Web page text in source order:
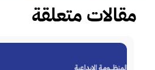
مقالات متعلقة